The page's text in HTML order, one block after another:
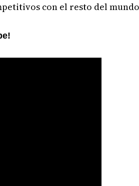
con el resto del